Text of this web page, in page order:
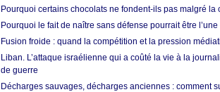
Pourquoi certains chocolats ne fondent-ils pas malgré la
Pourquoi le fait de naître sans défense pourrait être
Fusion froide : quand la compétition et la pression
Liban. L’attaque israélienne qui a coûté la vie à la
de guerre
Décharges sauvages, décharges anciennes : comment